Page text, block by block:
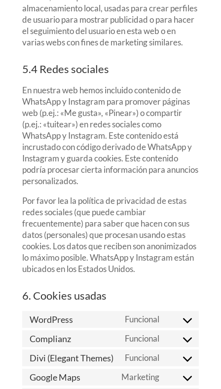
almacenamiento local, usadas para crear perfiles
de usuario para mostrar publicidad o para hacer
el seguimiento del usuario en esta web o en
varias webs con fines de marketing similares.
5.4 Redes sociales
En nuestra web hemos incluido contenido de
WhatsApp y Instagram para promover páginas
web (p.ej.: «Me gusta», «Pinear») o compartir
(p.ej.: «tuitear») en redes sociales como
WhatsApp y Instagram. Este contenido está
incrustado con código derivado de WhatsApp y
Instagram y guarda cookies. Este contenido
podría procesar cierta información para anuncios
personalizados.
Por favor lea la política de privacidad de estas
redes sociales (que puede cambiar
frecuentemente) para saber que hacen con sus
datos (personales) que procesan usando estas
cookies. Los datos que reciben son anonimizados
lo máximo posible. WhatsApp y Instagram están
ubicados en los Estados Unidos.
6. Cookies usadas
WordPress Funcional
Consent
wordpress
Complianz Funcional
Consent
complianz
Divi (Elegant Themes) Funcional
Consent
Google Maps Marketing
Consent